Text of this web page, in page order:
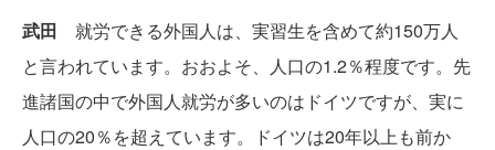
武田 就労できる外国人は、実習生を含めて約150万人
と言われています。おおよそ、人口の1.2％程度です。先
進諸国の中で外国人就労が多いのはドイツですが、実に
人口の20％を超えています。ドイツは20年以上も前か